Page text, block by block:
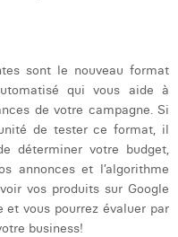
sont le nouveau format
qui vous aide à
de votre campagne. Si
de tester ce format, il
déterminer votre budget,
annonces et l’algorithme
vos produits sur Google
et vous pourrez évaluer par
business!